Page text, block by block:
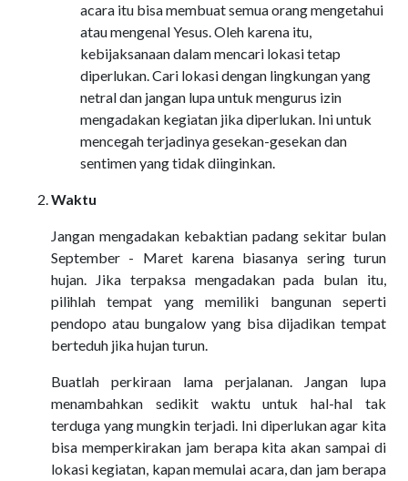
acara itu bisa membuat semua orang mengetahui
atau mengenal Yesus. Oleh karena itu,
kebijaksanaan dalam mencari lokasi tetap
diperlukan. Cari lokasi dengan lingkungan yang
netral dan jangan lupa untuk mengurus izin
mengadakan kegiatan jika diperlukan. Ini untuk
mencegah terjadinya gesekan-gesekan dan
sentimen yang tidak diinginkan.
Waktu
Jangan mengadakan kebaktian padang sekitar bulan
September - Maret karena biasanya sering turun
hujan. Jika terpaksa mengadakan pada bulan itu,
pilihlah tempat yang memiliki bangunan seperti
pendopo atau bungalow yang bisa dijadikan tempat
berteduh jika hujan turun.
Buatlah perkiraan lama perjalanan. Jangan lupa
menambahkan sedikit waktu untuk hal-hal tak
terduga yang mungkin terjadi. Ini diperlukan agar kita
bisa memperkirakan jam berapa kita akan sampai di
lokasi kegiatan, kapan memulai acara, dan jam berapa